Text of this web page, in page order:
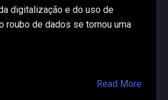
digitalização e do uso de
roubo de dados se tornou uma
Read More